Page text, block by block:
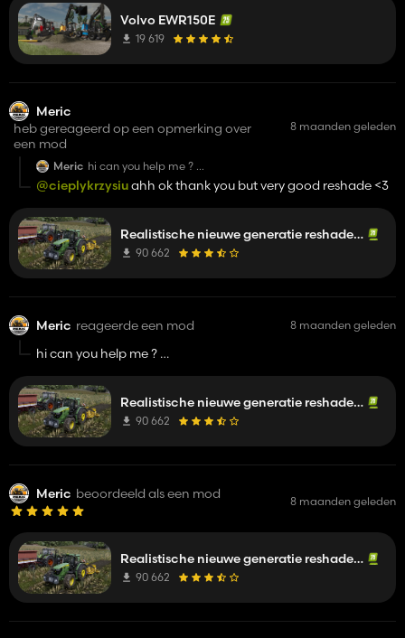
Volvo EWR150E
19 619
Meric
heb gereageerd op een opmerking over
een mod
8 maanden geleden
Meric hi can you help me ?
https://prnt.sc/trxV89dhT6Wd
why i have problem i habe last version reshade
@cieplykrzysiuahh ok thank you but very good reshade <3
Realistische nieuwe generatie reshade + verlichting
90 662
Meric reageerde een mod 8 maanden geleden
hi can you help me ?
why i have problem i habe last version reshade
Realistische nieuwe generatie reshade + verlichting
90 662
Meric beoordeeld als een mod 8 maanden geleden
Realistische nieuwe generatie reshade + verlichting
90 662